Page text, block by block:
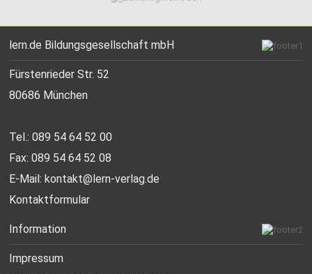
lern.de Bildungsgesellschaft mbH
Fürstenrieder Str. 52
80686 München
Tel.: 089 54 64 52 00
Fax: 089 54 64 52 08
E-Mail:kontakt@lern-verlag.de
Kontaktformular
Information
Impressum